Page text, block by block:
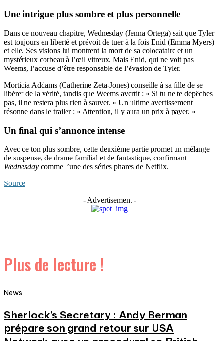
Une intrigue plus sombre et plus personnelle
Dans ce nouveau chapitre, Wednesday (Jenna Ortega) sait que Tyler
est toujours en liberté et prévoit de tuer à la fois Enid (Emma Myers)
et elle. Ses visions lui montrent la mort de sa colocataire et un
mystérieux corbeau à l’œil vitreux. Mais Enid, qui ne voit pas
Weems, l’accuse d’être responsable de l’évasion de Tyler.
Morticia Addams (Catherine Zeta-Jones) conseille à sa fille de se
libérer de la vérité, tandis que Weems avertit : « Si tu ne te dépêches
pas, il ne restera plus rien à sauver. » Un ultime avertissement
résonne dans le trailer : « Attention, il y aura un prix à payer. »
Un final qui s’annonce intense
Avec ce ton plus sombre, cette deuxième partie promet un mélange
de suspense, de drame familial et de fantastique, confirmant
Wednesday comme l’une des séries phares de Netflix.
Source
- Advertisement -
Plus de lecture !
News
Sherlock’s Secretary : Andy Berman
prépare son grand retour sur USA